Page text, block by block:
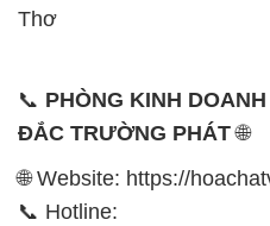
Thơ
📞 PHÒNG KINH
ĐẮC TRƯỜNG PHÁT🌐
🌐 Website: https://
📞 Hotline: